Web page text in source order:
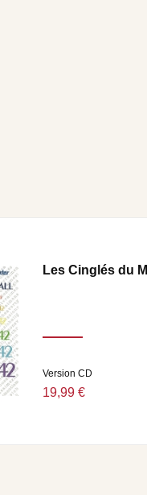
Les Cinglés du
Version CD
19,99 €